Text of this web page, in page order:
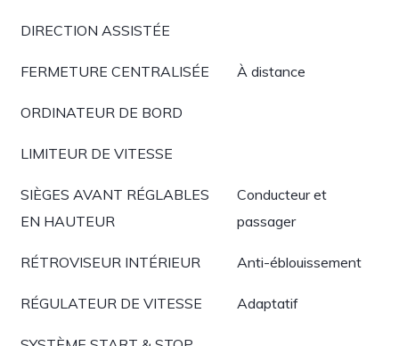
DIRECTION ASSISTÉE
FERMETURE CENTRALISÉE À distance
ORDINATEUR DE BORD
LIMITEUR DE VITESSE
SIÈGES AVANT RÉGLABLES
EN HAUTEUR
Conducteur et
passager
RÉTROVISEUR INTÉRIEUR Anti-éblouissement
RÉGULATEUR DE VITESSE Adaptatif